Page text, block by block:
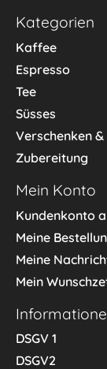
Kategorien
Kaffee
Espresso
Tee
Süsses
Verschenken
Zubereitung
Mein Konto
Kundenkonto
Meine
Meine
Mein
DSGV 1
DSGV2